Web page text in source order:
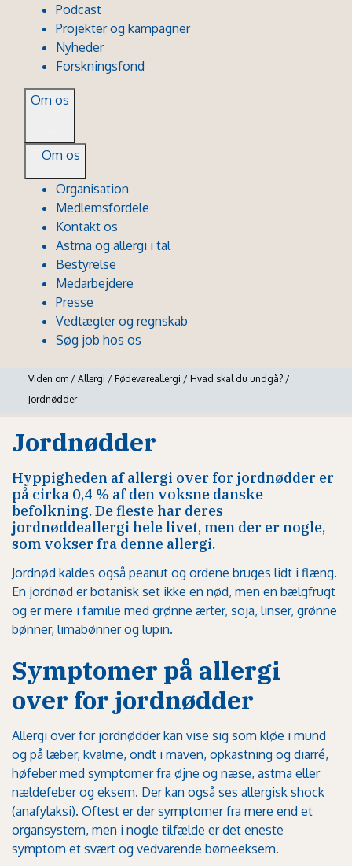
Podcast
Projekter og kampagner
Nyheder
Forskningsfond
Om os
Om os
Organisation
Medlemsfordele
Kontakt os
Astma og allergi i tal
Bestyrelse
Medarbejdere
Presse
Vedtægter og regnskab
Søg job hos os
Viden om / Allergi / Fødevareallergi / Hvad skal du undgå? /
Jordnødder
Jordnødder
Hyppigheden af allergi over for jordnødder er
på cirka 0,4 % af den voksne danske
befolkning. De fleste har deres
jordnøddeallergi hele livet, men der er nogle,
som vokser fra denne allergi.
Jordnød kaldes også peanut og ordene bruges lidt i flæng.
En jordnød er botanisk set ikke en nød, men en bælgfrugt
og er mere i familie med grønne ærter, soja, linser, grønne
bønner, limabønner og lupin.
Symptomer på allergi
over for jordnødder
Allergi over for jordnødder kan vise sig som kløe i mund
og på læber, kvalme, ondt i maven, opkastning og diarré,
høfeber med symptomer fra øjne og næse, astma eller
nældefeber og eksem. Der kan også ses allergisk shock
(anafylaksi). Oftest er der symptomer fra mere end et
organsystem, men i nogle tilfælde er det eneste
symptom et svært og vedvarende børneeksem.